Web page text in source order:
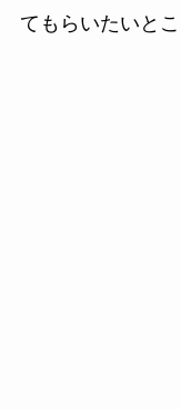
てもらいたいとこ